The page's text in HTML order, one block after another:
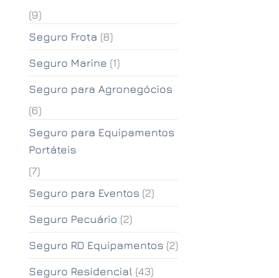
(9)
Seguro Frota (8)
Seguro Marine (1)
Seguro para Agronegócios
(6)
Seguro para Equipamentos
Portáteis
(7)
Seguro para Eventos (2)
Seguro Pecuário (2)
Seguro RD Equipamentos (2)
Seguro Residencial (43)